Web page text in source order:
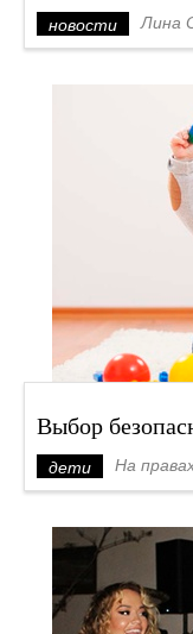
новости Лина
Выбор
дети На